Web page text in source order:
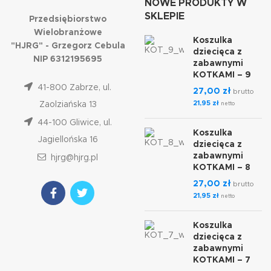
Przedsiębiorstwo
Wielobranżowe
"HJRG" - Grzegorz Cebula
NIP 6312195695
41-800 Zabrze, ul.
Zaolziańska 13
44-100 Gliwice, ul.
Jagiellońska 16
hjrg@hjrg.pl
NOWE PRODUKTY W
SKLEPIE
Koszulka
dziecięca z
zabawnymi
KOTKAMI – 9
27,00 zł brutto
21,95 zł netto
Koszulka
dziecięca z
zabawnymi
KOTKAMI – 8
27,00 zł brutto
21,95 zł netto
Koszulka
dziecięca z
zabawnymi
KOTKAMI – 7